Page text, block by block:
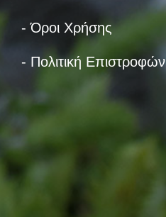
- Όροι Χρήσης
- Πολιτική Επιστροφών